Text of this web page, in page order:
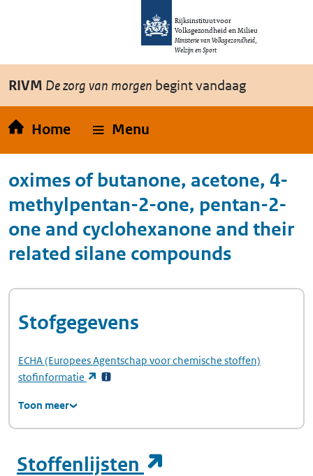
Overslaan en naar de inhoud gaan
Rijksinstituut voor
Volksgezondheid en Milieu
Ministerie van Volksgezondheid,
Welzijn en Sport
RIVM De zorg van morgen begint vandaag
Home Menu
oximes of butanone, acetone, 4-
methylpentan-2-one, pentan-2-
one and cyclohexanone and their
related silane compounds
Stofgegevens
ECHA(Europees Agentschap voor chemische stoffen)
stofinformatie
(opent in een nieuw tabblad)
Toon meer
Stoffenlijsten